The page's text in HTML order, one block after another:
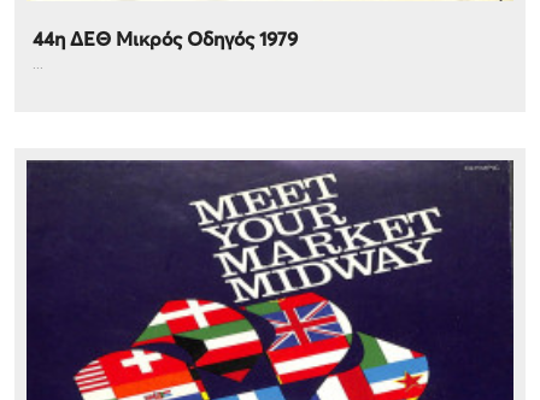
44η ΔΕΘ Μικρός Οδηγός 1979
...